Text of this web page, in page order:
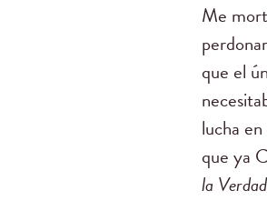
Me
que el
lucha
que ya
la